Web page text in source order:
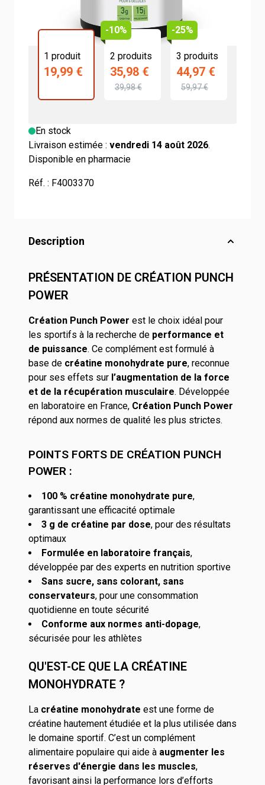
1 produit
19,99 €
-10%
2 produits
35,98 €
39,98 €
-25%
3 produits
44,97 €
59,97 €
En stock
Livraison estimée : vendredi 14 août 2026.
Disponible en pharmacie
Réf. : F4003370
Description
PRÉSENTATION DE CRÉATION PUNCH
POWER
Création Punch Power est le choix idéal pour
les sportifs à la recherche de performance et
de puissance. Ce complément est formulé à
base de créatine monohydrate pure, reconnue
pour ses effets sur l’augmentation de la force
et de la récupération musculaire. Développée
en laboratoire en France, Création Punch Power
répond aux normes de qualité les plus strictes.
POINTS FORTS DE CRÉATION PUNCH
POWER :
100 % créatine monohydrate pure,
garantissant une efficacité optimale
3 g de créatine par dose, pour des résultats
optimaux
Formulée en laboratoire français,
développée par des experts en nutrition sportive
Sans sucre, sans colorant, sans
conservateurs, pour une consommation
quotidienne en toute sécurité
Conforme aux normes anti-dopage,
sécurisée pour les athlètes
QU'EST-CE QUE LA CRÉATINE
MONOHYDRATE ?
La créatine monohydrate est une forme de
créatine hautement étudiée et la plus utilisée dans
le domaine sportif. C’est un complément
alimentaire populaire qui aide à augmenter les
réserves d'énergie dans les muscles,
favorisant ainsi la performance lors d’efforts